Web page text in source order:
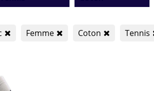
Femme Coton Tennis